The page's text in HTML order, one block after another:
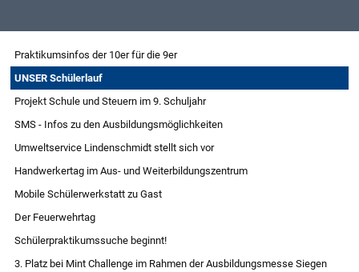
Schuljahr
2021/22
Praktikumsinfos der 10er für die 9er
UNSER Schülerlauf
Projekt Schule und Steuern im 9. Schuljahr
SMS - Infos zu den Ausbildungsmöglichkeiten
Umweltservice Lindenschmidt stellt sich vor
Handwerkertag im Aus- und Weiterbildungszentrum
Mobile Schülerwerkstatt zu Gast
Der Feuerwehrtag
Schülerpraktikumssuche beginnt!
3. Platz bei Mint Challenge im Rahmen der Ausbildungsmesse Siegen